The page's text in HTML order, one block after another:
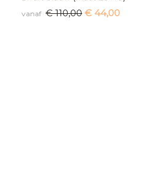
vanaf € 110,00 € 44,00